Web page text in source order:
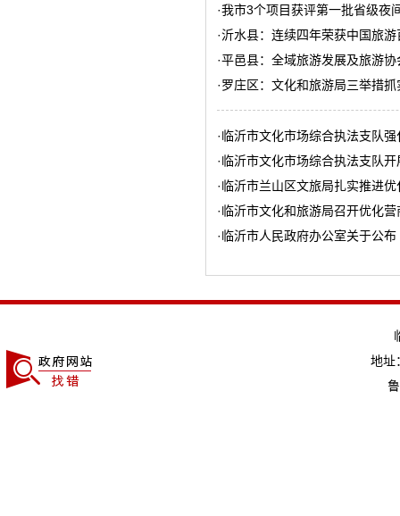
·我市3个项目获评第一批省级夜
·沂水县：连续四年荣获中国旅游
·平邑县：全域旅游发展及旅游
·罗庄区：文化和旅游局三举措
·临沂市文化市场综合执法支队
·临沂市文化市场综合执法支队
·临沂市兰山区文旅局扎实推进
·临沂市文化和旅游局召开优化
·临沂市人民政府办公室关于公
地址